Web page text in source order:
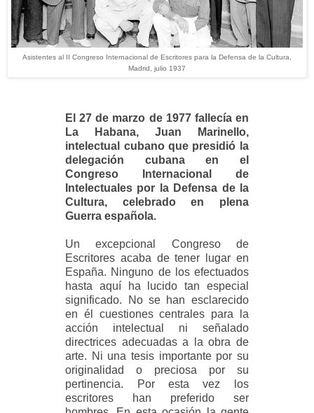
Asistentes al II Congreso Internacional de Escritores para la Defensa de la Cultura,
Madrid, julio 1937
El 27 de marzo de 1977 fallecía en
La Habana, Juan Marinello,
intelectual cubano que presidió la
delegación cubana en el
Congreso Internacional de
Intelectuales por la Defensa de la
Cultura, celebrado en plena
Guerra española.
Un excepcional Congreso de
Escritores acaba de tener lugar en
España. Ninguno de los efectuados
hasta aquí ha lucido tan especial
significado. No se han esclarecido
en él cuestiones centrales para la
acción intelectual ni señalado
directrices adecuadas a la obra de
arte. Ni una tesis importante por su
originalidad o preciosa por su
pertinencia. Por esta vez los
escritores han preferido ser